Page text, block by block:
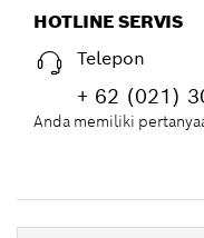
HOTLINE SERVIS
Telepon
+ 62 (021)
Anda memiliki